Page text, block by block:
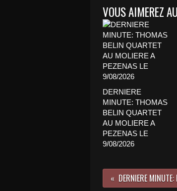
VOUS AIMEREZ
DERNIERE
MINUTE: THOMAS
BELIN QUARTET
AU MOLIERE A
PEZENAS LE
9/08/2026